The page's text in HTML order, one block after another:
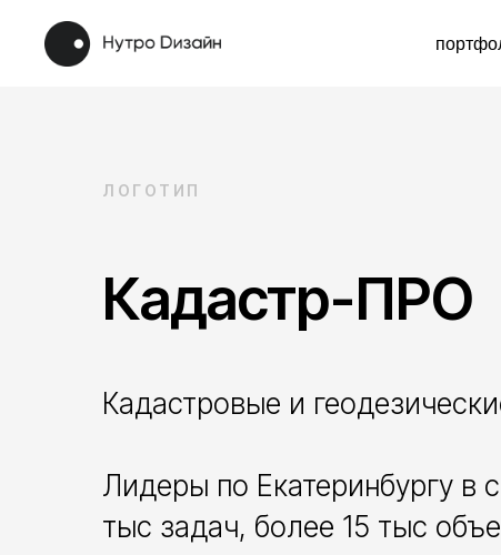
портфолио
ЛОГОТИП
Кадастр-ПРО
Кадастровые и
Лидеры по Екатеринбургу в
тыс задач, более 15 тыс